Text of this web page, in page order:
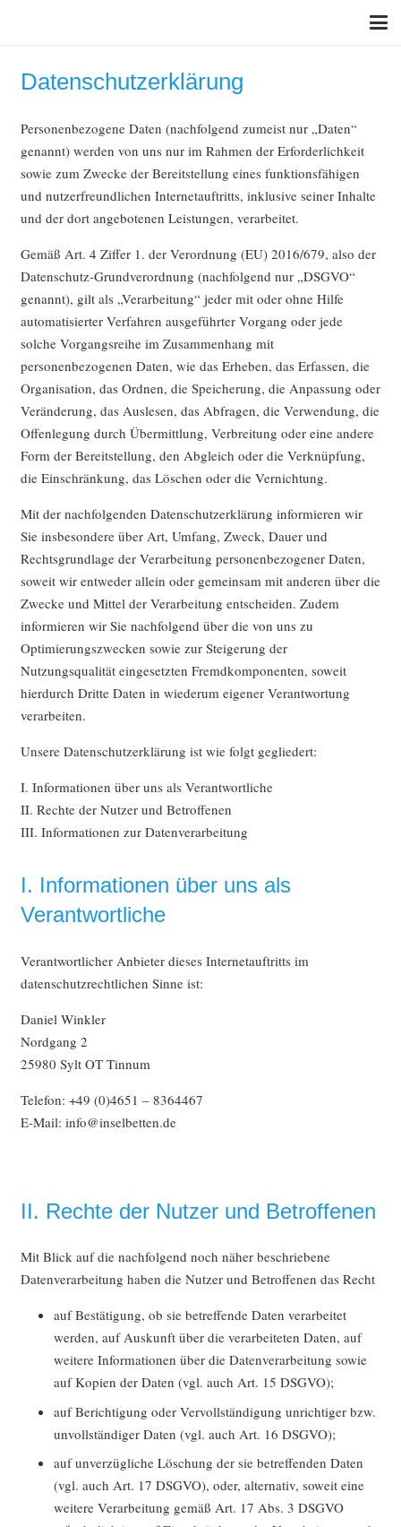
Datenschutzerklärung
Personenbezogene Daten (nachfolgend zumeist nur „Daten“
genannt) werden von uns nur im Rahmen der Erforderlichkeit
sowie zum Zwecke der Bereitstellung eines funktionsfähigen
und nutzerfreundlichen Internetauftritts, inklusive seiner Inhalte
und der dort angebotenen Leistungen, verarbeitet.
Gemäß Art. 4 Ziffer 1. der Verordnung (EU) 2016/679, also der
Datenschutz-Grundverordnung (nachfolgend nur „DSGVO“
genannt), gilt als „Verarbeitung“ jeder mit oder ohne Hilfe
automatisierter Verfahren ausgeführter Vorgang oder jede
solche Vorgangsreihe im Zusammenhang mit
personenbezogenen Daten, wie das Erheben, das Erfassen, die
Organisation, das Ordnen, die Speicherung, die Anpassung oder
Veränderung, das Auslesen, das Abfragen, die Verwendung, die
Offenlegung durch Übermittlung, Verbreitung oder eine andere
Form der Bereitstellung, den Abgleich oder die Verknüpfung,
die Einschränkung, das Löschen oder die Vernichtung.
Mit der nachfolgenden Datenschutzerklärung informieren wir
Sie insbesondere über Art, Umfang, Zweck, Dauer und
Rechtsgrundlage der Verarbeitung personenbezogener Daten,
soweit wir entweder allein oder gemeinsam mit anderen über die
Zwecke und Mittel der Verarbeitung entscheiden. Zudem
informieren wir Sie nachfolgend über die von uns zu
Optimierungszwecken sowie zur Steigerung der
Nutzungsqualität eingesetzten Fremdkomponenten, soweit
hierdurch Dritte Daten in wiederum eigener Verantwortung
verarbeiten.
Unsere Datenschutzerklärung ist wie folgt gegliedert:
I. Informationen über uns als Verantwortliche
II. Rechte der Nutzer und Betroffenen
III. Informationen zur Datenverarbeitung
I. Informationen über uns als
Verantwortliche
Verantwortlicher Anbieter dieses Internetauftritts im
datenschutzrechtlichen Sinne ist:
Daniel Winkler
Nordgang 2
25980 Sylt OT Tinnum
Telefon: +49 (0)4651 – 8364467
E-Mail: info@inselbetten.de
II. Rechte der Nutzer und Betroffenen
Mit Blick auf die nachfolgend noch näher beschriebene
Datenverarbeitung haben die Nutzer und Betroffenen das Recht
auf Bestätigung, ob sie betreffende Daten verarbeitet
werden, auf Auskunft über die verarbeiteten Daten, auf
weitere Informationen über die Datenverarbeitung sowie
auf Kopien der Daten (vgl. auch Art. 15 DSGVO);
auf Berichtigung oder Vervollständigung unrichtiger bzw.
unvollständiger Daten (vgl. auch Art. 16 DSGVO);
auf unverzügliche Löschung der sie betreffenden Daten
(vgl. auch Art. 17 DSGVO), oder, alternativ, soweit eine
weitere Verarbeitung gemäß Art. 17 Abs. 3 DSGVO